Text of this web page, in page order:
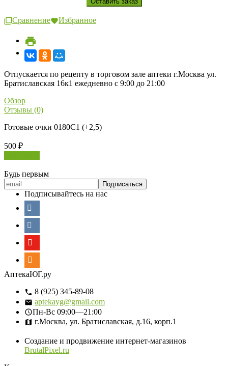
Сравнение Избранное
Отпускается по рецепту в торговом зале аптеки г.Москва ул.
Братиславская 16к1 ежедневно с 9:00 до 21:00
Обзор
Отзывы (0)
Готовые очки 0180C1 (+2,5)
500 ₽
Будь первым
Подписывайтесь на нас
АптекаЮГ.ру
8 (925) 345-89-08
aptekayg@gmail.com
Пн-Вс 09:00—21:00
г.Москва, ул. Братиславская, д.16, корп.1
Создание и продвижение интернет-магазинов
BrutalPixel.ru